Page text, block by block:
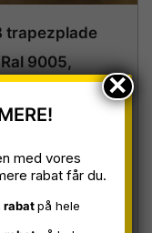
trapezplade
9005,
0,50mm B 1,07
m.
med vores
rabat får du.
rabatpå hele
×